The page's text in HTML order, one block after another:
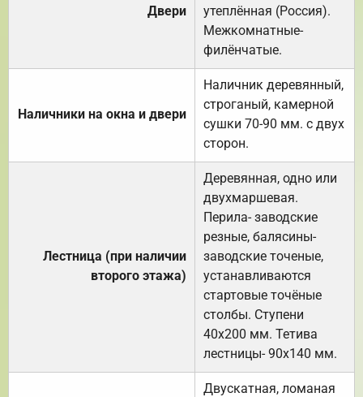
Двери
утеплённая (Россия).
Межкомнатные-
филёнчатые.
Наличники на окна и двери
Наличник деревянный,
строганый, камерной
сушки 70-90 мм. с двух
сторон.
Лестница (при наличии
второго этажа)
Деревянная, одно или
двухмаршевая.
Перила- заводские
резные, балясины-
заводские точеные,
устанавливаются
стартовые точёные
столбы. Ступени
40х200 мм. Тетива
лестницы- 90х140 мм.
Двускатная, ломаная